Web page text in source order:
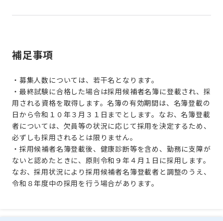
補足事項
・募集人数については、若干名となります。
・最終試験に合格した場合は採用候補者名簿に登載され、採
用される資格を取得します。名簿の有効期間は、名簿登載の
日から令和１０年３月３１日までとします。なお、名簿登載
者については、欠員等の状況に応じて採用を決定するため、
必ずしも採用されるとは限りません。
・採用候補者名簿登載後、健康診断等を含め、勤務に支障が
ないと認めたときに、原則令和９年４月１日に採用します。
なお、採用状況により採用候補者名簿登載者と調整のうえ、
令和８年度中の採用を行う場合があります。